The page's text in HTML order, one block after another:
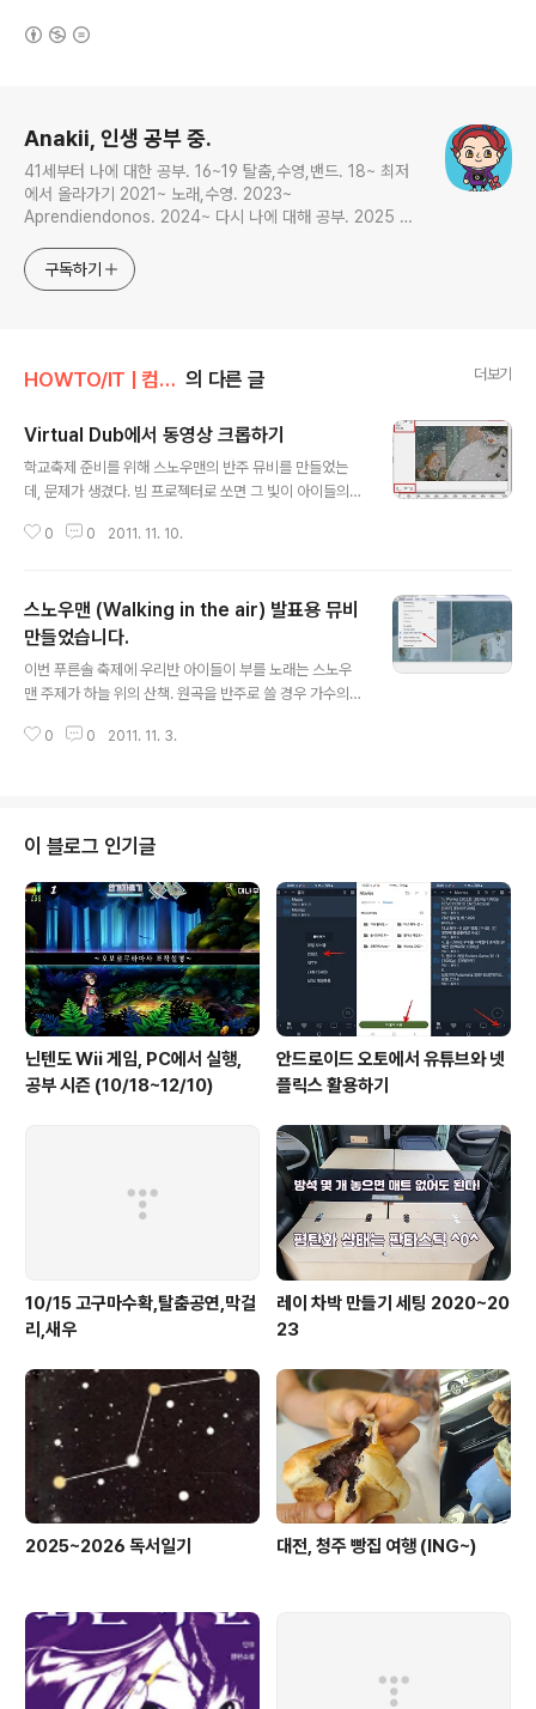
Anakii, 인생 공부 중.
41세부터 나에 대한 공부. 16~19 탈춤,수영,밴드. 18~ 최저
에서 올라가기 2021~ 노래,수영. 2023~
Aprendiendonos. 2024~ 다시 나에 대해 공부. 2025 지
구독하기
HOWTO/IT | 컴퓨터 의 다른 글 더보기
Virtual Dub에서 동영상 크롭하기
학교축제 준비를 위해 스노우맨의 반주 뮤비를 만들었는
데, 문제가 생겼다. 빔 프로젝터로 쏘면 그 빛이 아이들의
아름다울 수 있으나 방송담당 김웅샘이 말하길 아이들 눈
동영상의 상하 좌우를 자르려면 Video-Filters 메뉴에서
Resize를 선택, 아무런 조절 없이 OK눌러 나온 뒤 Crop
ping을 선택하면 가능하다. 붉은 네모는 크롭핑 되는 수치
를 적는 곳. 직접 해 보면 어떻게 적용되는지 쉽게 느낌이
0 0 2011. 11. 10.
스노우맨 (Walking in the air) 발표용 뮤비
만들었습니다.
이번 푸른솔 축제에 우리반 아이들이 부를 노래는 스노우
맨 주제가 하늘 위의 산책. 원곡을 반주로 쓸 경우 가수의
작. 비슷한 일을 하시게 될 선생님들이 계실까봐 기록해 둡
성공적으로 적용되어 보람있네요. Audacity 편집 화면.
원본영상의 사운드와 직접 만든 미디 사운드를 합치는 부
분입니다. Virtual Dub화면 벙어리 동영상에 만든 사운드
를 연결시키는 부분입니다. 동영상-사운드의 길이가 약간
달라도 되더군요. 준비물 : 미디파일, NWC(악보만드는 파
일, 간단한 미디편집도 됩..
0 0 2011. 11. 3.
이 블로그 인기글
닌텐도 Wii 게임, PC에서 실행,
공부 시즌 (10/18~12/10)
안드로이드 오토에서 유튜브와 넷
플릭스 활용하기
10/15 고구마수확,탈춤공연,막걸
리,새우
레이 차박 만들기 세팅 2020~20
23
2025~2026 독서일기 대전, 청주 빵집 여행 (ING~)